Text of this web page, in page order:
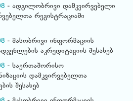
- ადგილობრივი დამკვირვებელი
რეგისტრაციაში
- მასობრივი ინფორმაციის
აკრედიტაციის შესახებ
- საერთაშორისო
დამკვირვებელთა
შესახებ